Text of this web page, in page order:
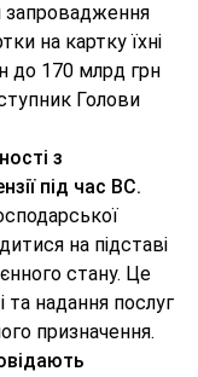
запровадження
на картку їхні
до 170 млрд грн
Голови
з
під час ВС.
на підставі
стану. Це
та надання послуг
призначення.